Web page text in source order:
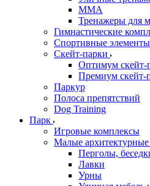
ММА
Тренажеры для
Гимнастические
Спортивные
Скейт-парки
Оптимум скейт-
Премиум скейт-
Паркур
Полоса препятствий
Dog Training
Парк
Игровые комплексы
Малые
Перголы,
Лавки
Урны